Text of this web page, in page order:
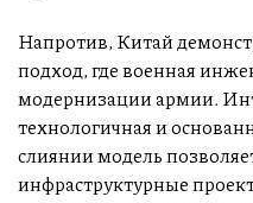
Напротив, Китай
подход, где военная
модернизации армии.
технологичная и
слиянии модель
инфраструктурные